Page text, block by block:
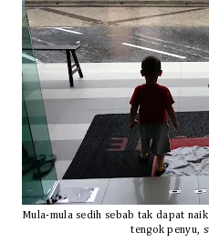
Mula-mula sedih sebab tak dapat
tengok penyu,